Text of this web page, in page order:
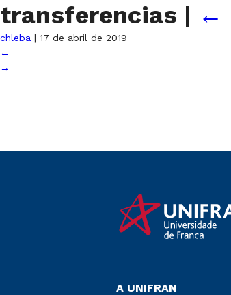
transferencias | ←
chleba | 17 de abril de 2019
←
→
A UNIFRAN